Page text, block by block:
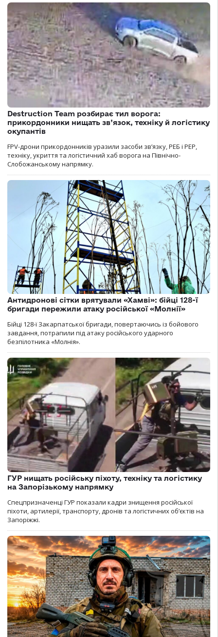
Destruction Team розбирає тил ворога:
прикордонники нищать зв’язок, техніку й логістику
окупантів
FPV-дрони прикордонників уразили засоби зв’язку, РЕБ і РЕР,
техніку, укриття та логістичний хаб ворога на Північно-
Слобожанському напрямку.
Антидронові сітки врятували «Хамві»: бійці 128-ї
бригади пережили атаку російської «Молнії»
Бійці 128-ї Закарпатської бригади, повертаючись із бойового
завдання, потрапили під атаку російського ударного
безпілотника «Молнія».
ГУР нищать російську піхоту, техніку та логістику
на Запорізькому напрямку
Спецпризначенці ГУР показали кадри знищення російської
піхоти, артилерії, транспорту, дронів та логістичних об’єктів на
Запоріжжі.